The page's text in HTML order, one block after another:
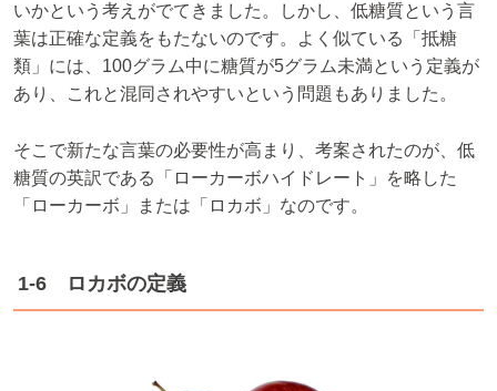
いかという考えがでてきました。しかし、低糖質という言
葉は正確な定義をもたないのです。よく似ている「抵糖
類」には、100グラム中に糖質が5グラム未満という定義が
あり、これと混同されやすいという問題もありました。
そこで新たな言葉の必要性が高まり、考案されたのが、低
糖質の英訳である「ローカーボハイドレート」を略した
「ローカーボ」または「ロカボ」なのです。
1-6 ロカボの定義